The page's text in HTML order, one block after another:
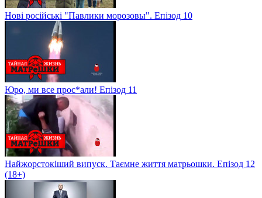
Нові російські "Павлики морозовы". Епізод 10
Юро, ми все прос*али! Епізод 11
Найжорстокіший випуск. Таємне життя матрьошки. Епізод 12
(18+)